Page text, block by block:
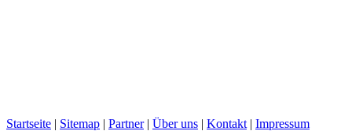
Startseite | Sitemap | Partner| Über uns | Kontakt | Impressum